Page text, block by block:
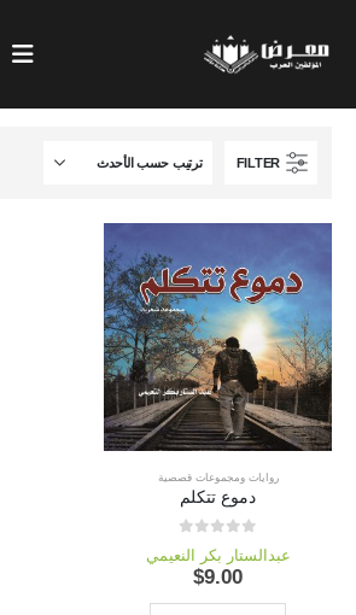
FILTER
روايات ومجموعات قصصية
دموع تتكلم
عبدالستار بكر النعيمي
$9.00